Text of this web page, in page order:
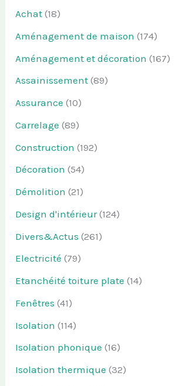
Achat (18)
Aménagement de maison (174)
Aménagement et décoration (167)
Assainissement (89)
Assurance (10)
Carrelage (89)
Construction (192)
Décoration (54)
Démolition (21)
Design d'intérieur(124)
Divers&Actus (261)
Electricité (79)
Etanchéité toiture plate (14)
Fenêtres (41)
Isolation (114)
Isolation phonique (16)
Isolation thermique (32)